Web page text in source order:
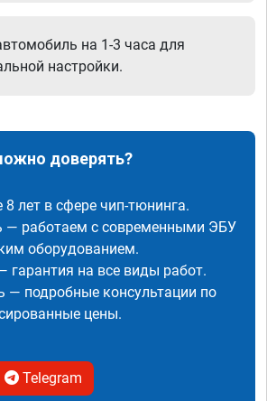
на 1-3 часа для
настройки.
доверять?
лет в сфере чип-тюнинга.
— работаем с современными ЭБУ
оборудованием.
гарантия на все виды работ.
— подробные консультации по
цены.
Telegram